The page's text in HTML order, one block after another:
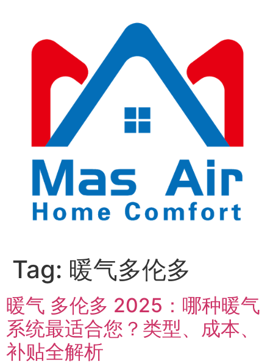
Tag: 暖气多伦多
暖气 多伦多 2025：哪种暖气
系统最适合您？类型、成本、
补贴全解析